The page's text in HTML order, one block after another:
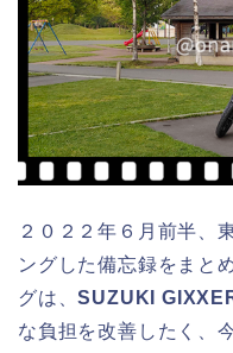
２０２２年６月前半、
ングした備忘録をまと
グは、SUZUKI
な負担を改善したく、